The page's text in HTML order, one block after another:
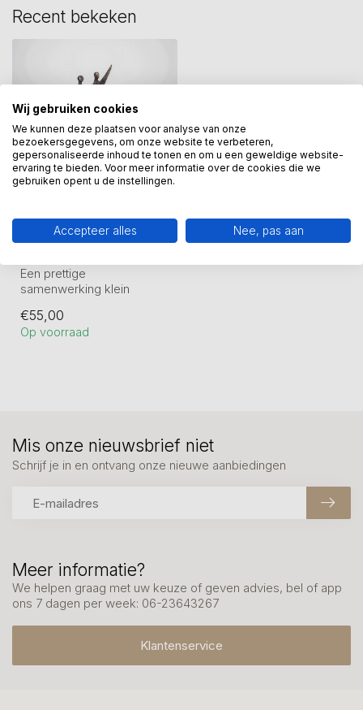
Recent bekeken
GER VAN TANKEREN
Een prettige
Een prettige
samenwerking klein
Kunstpakket.
Hoogte 10 cm
€55,00
Op voorraad
Meer informatie?
We helpen graag met uw keuze of geven advies, bel of app
ons 7 dagen per week: 06-23643267
Klantenservice
Mis onze nieuwsbrief niet
Schrijf je in en ontvang onze nieuwe aanbiedingen
Wij gebruiken cookies
We kunnen deze plaatsen voor analyse van onze
bezoekersgegevens, om onze website te verbeteren,
gepersonaliseerde inhoud te tonen en om u een geweldige website-
ervaring te bieden. Voor meer informatie over de cookies die we
gebruiken opent u de instellingen.
Accepteer alles Nee, pas aan